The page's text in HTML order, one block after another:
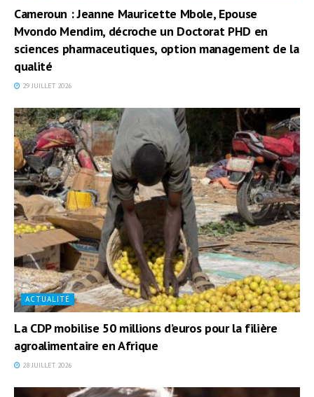
Cameroun : Jeanne Mauricette Mbole, Epouse
Mvondo Mendim, décroche un Doctorat PHD en
sciences pharmaceutiques, option management de la
qualité
29 JUILLET 2026
ACTUALITÉ
La CDP mobilise 50 millions d’euros pour la filière
agroalimentaire en Afrique
28 JUILLET 2026